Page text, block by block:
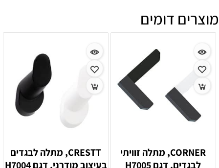
מוצרים דומים
CORNER, מתלה זוויתי
לבגדים, דגם H7005
CRESTT, מתלה לבגדים
בעיצוב מודרני, דגם H7004